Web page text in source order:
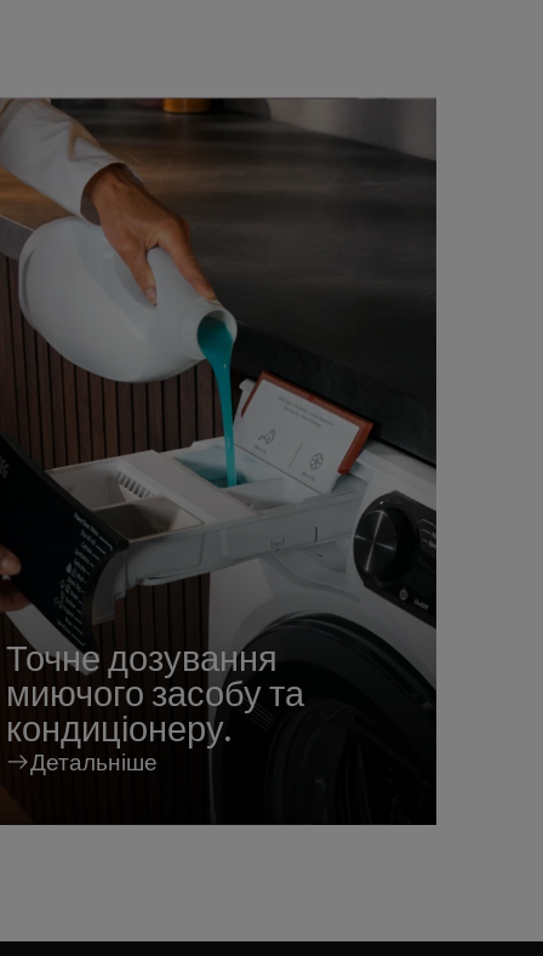
Точне дозування
миючого засобу та
кондиціонеру.
Детальніше